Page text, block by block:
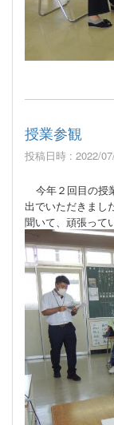
授業参観
投稿日時 : 2022/
今年２回目の授
出でいただきまし
聞いて、頑張って